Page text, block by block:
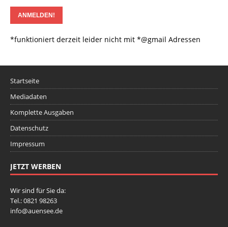
*funktioniert derzeit leider nicht mit *@gmail Adressen
Startseite
Mediadaten
Komplette Ausgaben
Datenschutz
Impressum
JETZT WERBEN
Wir sind für Sie da:
Tel.: 0821 98263
info@auensee.de